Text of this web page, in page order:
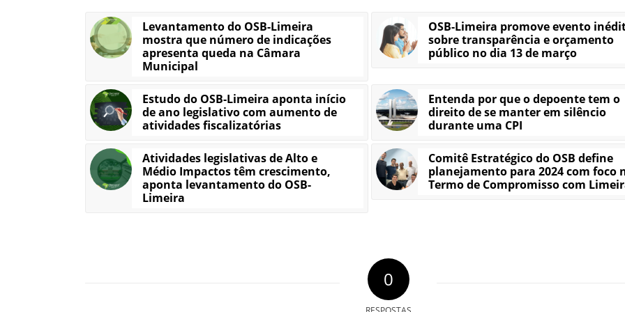
Levantamento do OSB-Limeira
mostra que número de indicações
apresenta queda na Câmara
Municipal
OSB-Limeira promove evento
sobre transparência e orçamento
público no dia 13 de março
Estudo do OSB-Limeira aponta início
de ano legislativo com aumento de
atividades fiscalizatórias
Entenda por que o depoente tem o
direito de se manter em silêncio
durante uma CPI
Atividades legislativas de Alto e
Médio Impactos têm crescimento,
aponta levantamento do OSB-
Limeira
Comitê Estratégico do OSB define
planejamento para 2024 com foco
Termo de Compromisso com
0